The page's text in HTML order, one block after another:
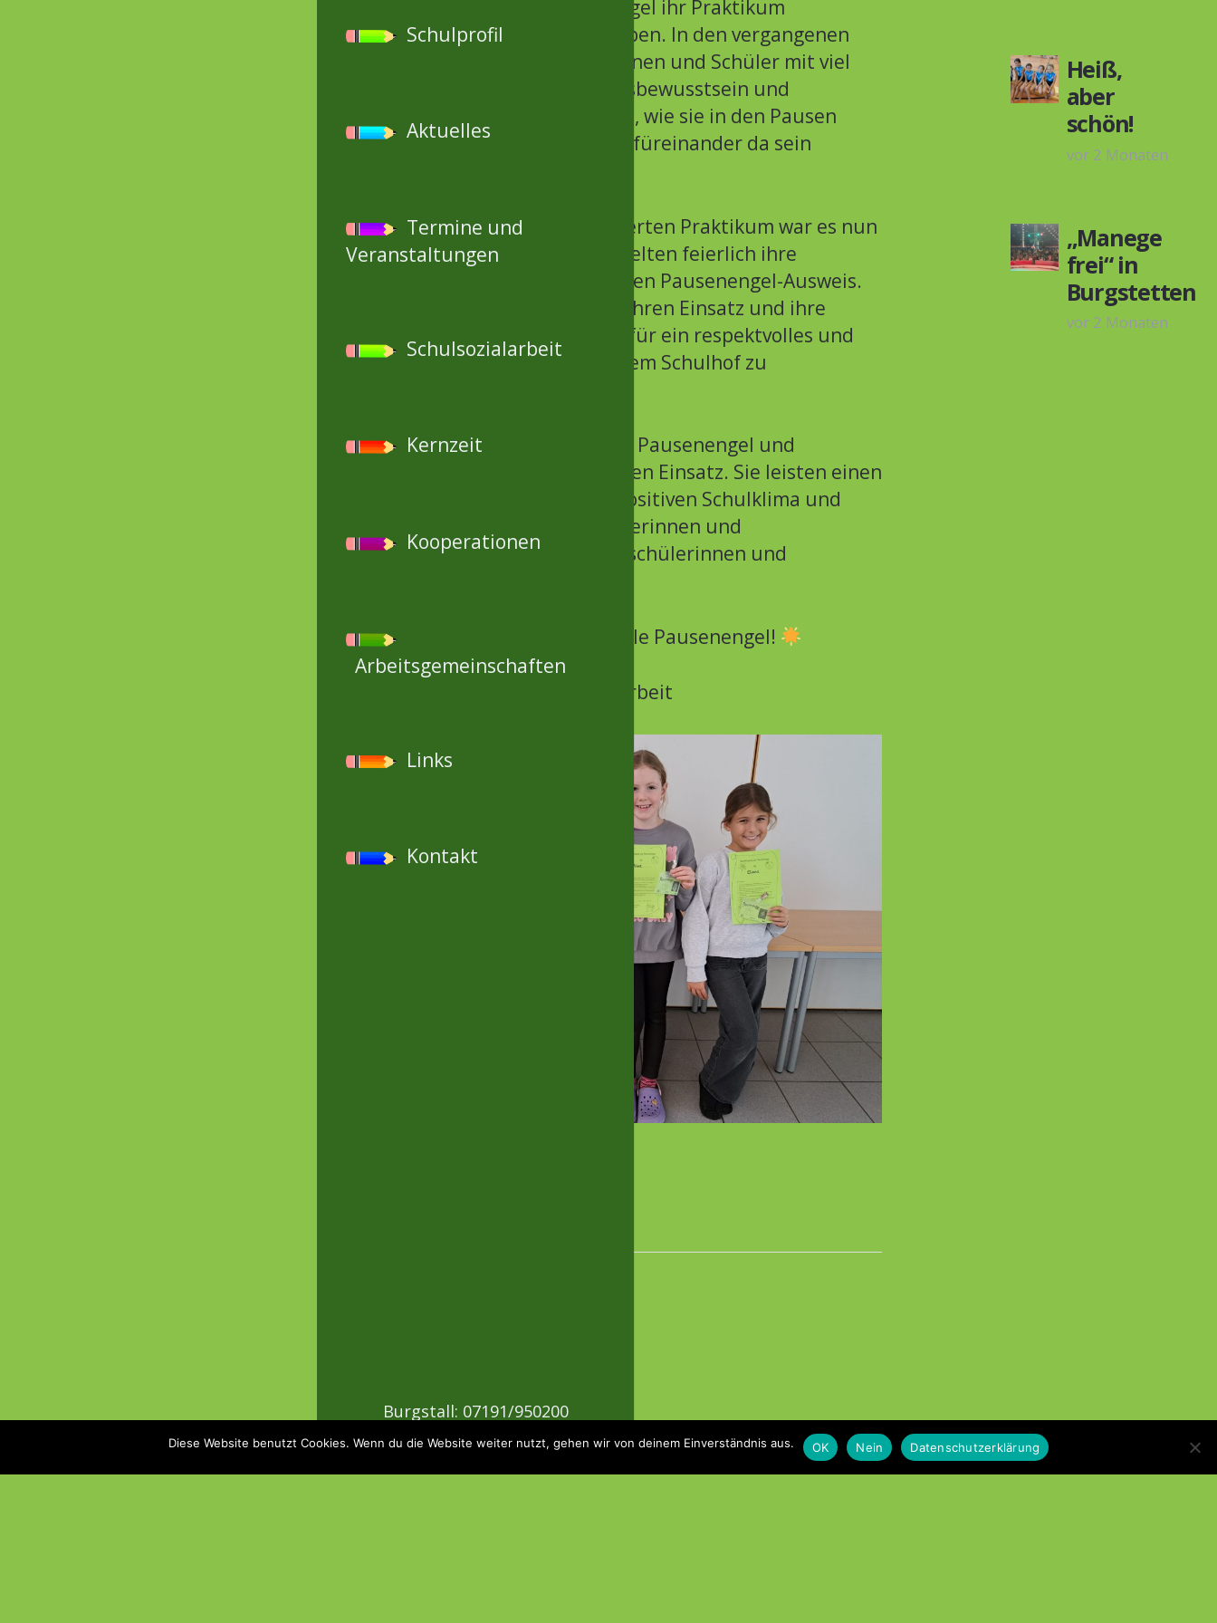
Schulprofil
Aktuelles
Termine und
Veranstaltungen
Schulsozialarbeit
Kernzeit
Kooperationen
Arbeitsgemeinschaften
Links
Kontakt
Burgstall: 07191/950200
Erbstetten: 07191/60478
neu ausgebildeten Pausenengel ihr Praktikum
erfolgreich abgeschlossen haben. In den vergangenen
Monaten haben die Schülerinnen und Schüler mit viel
Engagement, Verantwortungsbewusstsein und
Einfühlungsvermögen gelernt, wie sie in den Pausen
unterstützen, schlichten und füreinander da sein
Nach dem erfolgreich absolvierten Praktikum war es nun
so weit: Die Pausenengel erhielten feierlich ihre
Urkunden sowie ihren offiziellen Pausenengel-Ausweis.
Diese Auszeichnung würdigt ihren Einsatz und ihre
Bereitschaft, Verantwortung für ein respektvolles und
friedliches Miteinander auf dem Schulhof zu
Wir sind sehr stolz auf unsere Pausenengel und
bedanken uns herzlich für ihren Einsatz. Sie leisten einen
wichtigen Beitrag zu einem positiven Schulklima und
sind wertvolle Ansprechpartnerinnen und
Ansprechpartner für ihre Mitschülerinnen und
Herzlichen Glückwunsch an alle Pausenengel!
Melanie Schuh – Schulsozialarbeit
Heiß,
aber
schön!
vor 2 Monaten
„Manege
frei“ in
Burgstetten
vor 2 Monaten
Diese Website benutzt Cookies. Wenn du die Website weiter nutzt, gehen wir von deinem Einverständnis aus. OK Nein Datenschutzerklärung